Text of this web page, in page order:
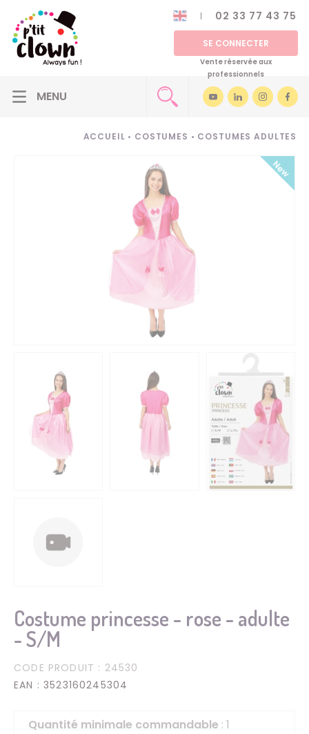
02 33 77 43 75
SE CONNECTER
Vente réservée aux
professionnels
ACCUEIL • COSTUMES • COSTUMES ADULTES
Costume princesse - rose - adulte
- S/M
CODE PRODUIT : 24530
EAN : 3523160245304
Quantité minimale commandable : 1